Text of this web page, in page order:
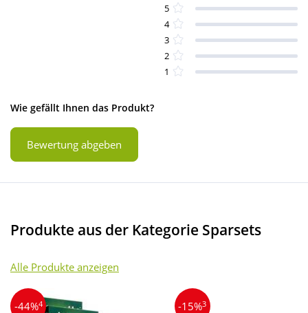
5
4
3
2
1
Wie gefällt Ihnen das Produkt?
Bewertung abgeben
Produkte aus der Kategorie Sparsets
Alle Produkte anzeigen
-44%4 -15%3